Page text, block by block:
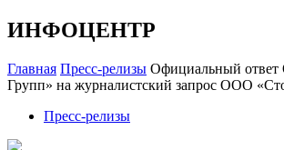
ИНФОЦЕНТР
Главная Пресс-релизы Официальный
Групп» на журналистский запрос ООО
Пресс-релизы